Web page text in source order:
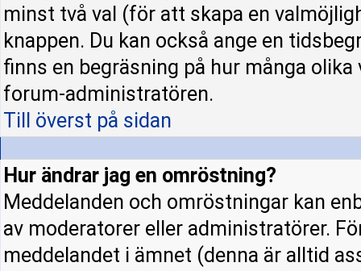
minst två val (för att skapa en
knappen. Du kan också ange en
finns en begräsning på hur många
forum-administratören.
Till överst på sidan
Hur ändrar jag en omröstning?
Meddelanden och omröstningar kan
av moderatorer eller administratörer.
meddelandet i ämnet (denna är alltid